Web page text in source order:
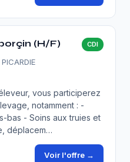
(H/F) CDI
vous participerez
notamment : -
bas - Soins aux truies et
déplacem…
Voir l'offre →